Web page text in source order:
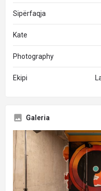
Sipërfaqja
Kate
Photography
Ekipi
Galeria